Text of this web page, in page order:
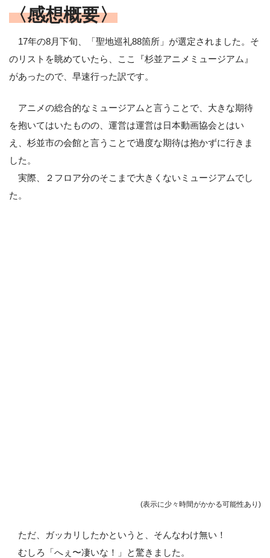
〈感想概要〉
17年の8月下旬、「聖地巡礼88箇所」が選定されました。そ
のリストを眺めていたら、ここ『杉並アニメミュージアム』
があったので、早速行った訳です。
アニメの総合的なミュージアムと言うことで、大きな期待
を抱いてはいたものの、運営は運営は日本動画協会とはい
え、杉並市の会館と言うことで過度な期待は抱かずに行きま
した。
実際、２フロア分のそこまで大きくないミュージアムでし
た。
(表示に少々時間がかかる可能性あり)
ただ、ガッカリしたかというと、そんなわけ無い！
むしろ「へぇ〜凄いな！」と驚きました。